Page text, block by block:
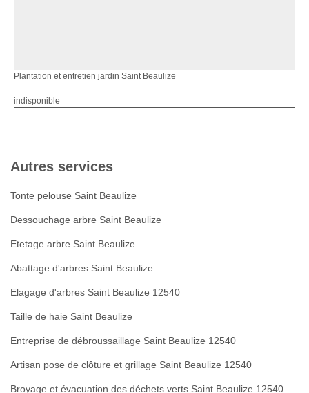
Plantation et entretien jardin Saint Beaulize
indisponible
Autres services
Tonte pelouse Saint Beaulize
Dessouchage arbre Saint Beaulize
Etetage arbre Saint Beaulize
Abattage d'arbres Saint Beaulize
Elagage d'arbres Saint Beaulize 12540
Taille de haie Saint Beaulize
Entreprise de débroussaillage Saint Beaulize 12540
Artisan pose de clôture et grillage Saint Beaulize 12540
Broyage et évacuation des déchets verts Saint Beaulize 12540